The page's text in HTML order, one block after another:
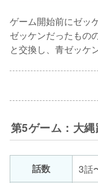
ゲーム開始前にゼッ
ゼッケンだったもの
と交換し、青ゼッケ
第5ゲーム：大
話数
3話